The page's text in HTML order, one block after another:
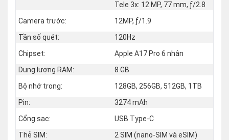
Tele 3x: 12 MP, 77 mm, ƒ/2.8
Camera trước:
12MP, ƒ/1.9
Tần số quét:
120Hz
Chipset:
Apple A17 Pro 6 nhân
Dung lượng RAM:
8 GB
Bộ nhớ trong:
128GB, 256GB, 512GB, 1TB
Pin:
3274 mAh
Cổng sạc:
USB Type-C
Thẻ SIM:
2 SIM (nano‑SIM và eSIM)